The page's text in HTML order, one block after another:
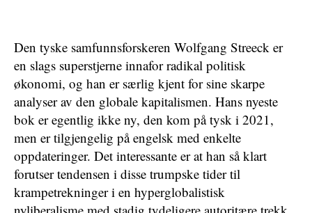
Den tyske samfunnsforskeren Wolfgang Streeck er
en slags superstjerne innafor radikal politisk
økonomi, og han er særlig kjent for sine skarpe
analyser av den globale kapitalismen. Hans nyeste
bok er egentlig ikke ny, den kom på tysk i 2021,
men er tilgjengelig på engelsk med enkelte
oppdateringer. Det interessante er at han så klart
forutser tendensen i disse trumpske tider til
krampetrekninger i en hyperglobalistisk